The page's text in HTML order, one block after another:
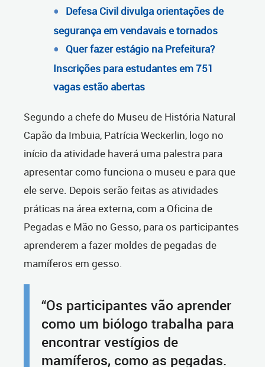
Defesa Civil divulga orientações de
segurança em vendavais e tornados
Quer fazer estágio na Prefeitura?
Inscrições para estudantes em 751
vagas estão abertas
Segundo a chefe do Museu de História Natural
Capão da Imbuia, Patrícia Weckerlin, logo no
início da atividade haverá uma palestra para
apresentar como funciona o museu e para que
ele serve. Depois serão feitas as atividades
práticas na área externa, com a Oficina de
Pegadas e Mão no Gesso, para os participantes
aprenderem a fazer moldes de pegadas de
mamíferos em gesso.
“Os participantes vão aprender
como um biólogo trabalha para
encontrar vestígios de
mamíferos, como as pegadas.